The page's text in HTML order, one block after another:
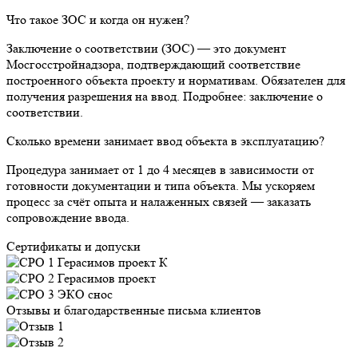
Что такое ЗОС и когда он нужен?
Заключение о соответствии (ЗОС) — это документ
Мосгосстройнадзора, подтверждающий соответствие
построенного объекта проекту и нормативам. Обязателен для
получения разрешения на ввод. Подробнее: заключение о
соответствии.
Сколько времени занимает ввод объекта в эксплуатацию?
Процедура занимает от 1 до 4 месяцев в зависимости от
готовности документации и типа объекта. Мы ускоряем
процесс за счёт опыта и налаженных связей — заказать
сопровождение ввода.
Сертификаты и допуски
Отзывы и благодарственные письма клиентов